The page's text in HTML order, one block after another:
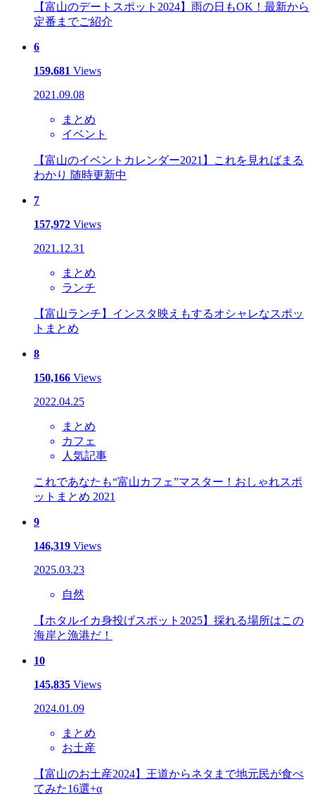
【富山のデートスポット2024】雨の日もOK！最新から
定番までご紹介
6
159,681 Views
2021.09.08
まとめ
イベント
【富山のイベントカレンダー2021】これを見ればまる
わかり 随時更新中
7
157,972 Views
2021.12.31
まとめ
ランチ
【富山ランチ】インスタ映えもするオシャレなスポッ
トまとめ
8
150,166 Views
2022.04.25
まとめ
カフェ
人気記事
これであなたも“富山カフェ”マスター！おしゃれスポ
ットまとめ 2021
9
146,319 Views
2025.03.23
自然
【ホタルイカ身投げスポット2025】採れる場所はこの
海岸と漁港だ！
10
145,835 Views
2024.01.09
まとめ
お土産
【富山のお土産2024】王道からネタまで地元民が食べ
てみた16選+α